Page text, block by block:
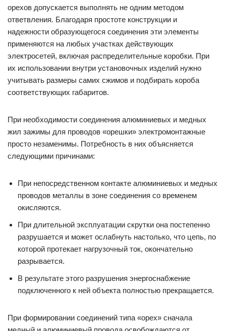
орехов допускается выполнять не одним методом
ответвления. Благодаря простоте конструкции и
надежности образующегося соединения эти элементы
применяются на любых участках действующих
электросетей, включая распределительные коробки. При
их использовании внутри установочных изделий нужно
учитывать размеры самих сжимов и подбирать короба
соответствующих габаритов.
При необходимости соединения алюминиевых и медных
жил зажимы для проводов «орешки» электромонтажные
просто незаменимы. Потребность в них объясняется
следующими причинами:
При непосредственном контакте алюминиевых и медных
проводов металлы в зоне соединения со временем
окисляются.
При длительной эксплуатации скрутки она постепенно
разрушается и может ослабнуть настолько, что цепь, по
которой протекает нагрузочный ток, окончательно
разрывается.
В результате этого разрушения энергоснабжение
подключенного к ней объекта полностью прекращается.
При формировании соединений типа «орех» сначала